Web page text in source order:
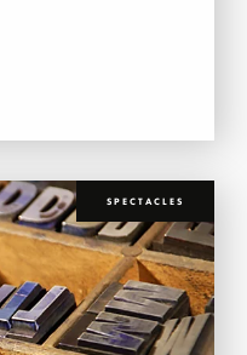
SPECTACLES